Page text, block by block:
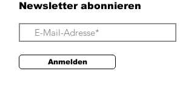
Newsletter abonnieren
Anmelden